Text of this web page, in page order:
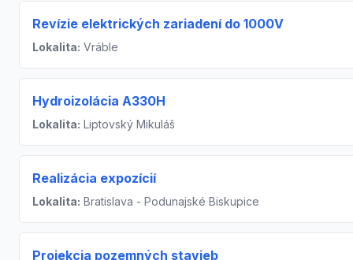
Revízie elektrických zariadení do 1000V
Lokalita: Vráble
Hydroizolácia A330H
Lokalita: Liptovský Mikuláš
Realizácia expozícií
Lokalita: Bratislava - Podunajské Biskupice
Projekcia pozemných stavieb